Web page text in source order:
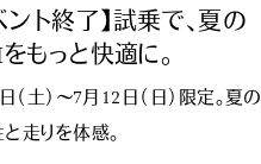
ント終了】試乗で、夏の
もっと快適に。
（土）〜7月12日（日）限定。夏の
走りを体感。